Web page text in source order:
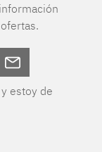
y estoy de